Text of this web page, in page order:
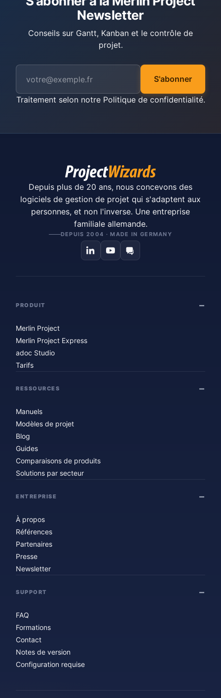
Newsletter
Conseils sur Gantt, Kanban et le contrôle de
projet.
S'abonner
Traitement selon notre Politique de confidentialité.
Depuis plus de 20 ans, nous concevons des
logiciels de gestion de projet qui s'adaptent aux
personnes, et non l'inverse. Une entreprise
familiale allemande.
DEPUIS 2004 · MADE IN GERMANY
PRODUIT
Merlin Project
Merlin Project Express
adoc Studio
Tarifs
RESSOURCES
Manuels
Modèles de projet
Blog
Guides
Comparaisons de produits
Solutions par secteur
ENTREPRISE
À propos
Références
Partenaires
Presse
Newsletter
SUPPORT
FAQ
Formations
Contact
Notes de version
Configuration requise